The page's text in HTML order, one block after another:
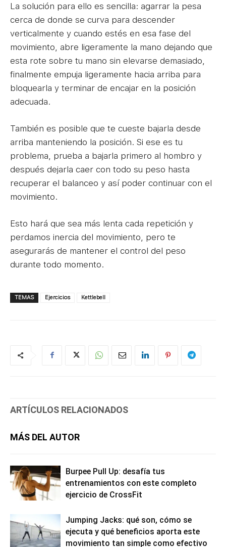
La solución para ello es sencilla: agarrar la pesa
cerca de donde se curva para descender
verticalmente y cuando estés en esa fase del
movimiento, abre ligeramente la mano dejando que
esta rote sobre tu mano sin elevarse demasiado,
finalmente empuja ligeramente hacia arriba para
bloquearla y terminar de encajar en la posición
adecuada.
También es posible que te cueste bajarla desde
arriba manteniendo la posición. Si ese es tu
problema, prueba a bajarla primero al hombro y
después dejarla caer con todo su peso hasta
recuperar el balanceo y así poder continuar con el
movimiento.
Esto hará que sea más lenta cada repetición y
perdamos inercia del movimiento, pero te
asegurarás de mantener el control del peso
durante todo momento.
TEMAS Ejercicios Kettlebell
ARTÍCULOS RELACIONADOS
MÁS DEL AUTOR
Burpee Pull Up: desafía tus
entrenamientos con este completo
ejercicio de CrossFit
Jumping Jacks: qué son, cómo se
ejecuta y qué beneficios aporta este
movimiento tan simple como efectivo